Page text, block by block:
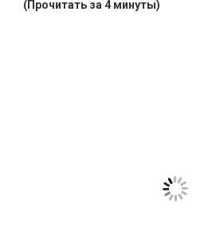
(Прочитать за 4 минуты)